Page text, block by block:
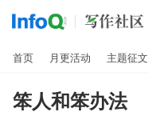
首页 月更活动 主题征文
笨人和笨办法